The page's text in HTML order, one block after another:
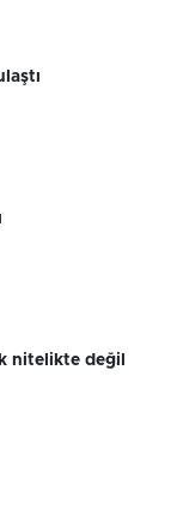
nitelikte değil